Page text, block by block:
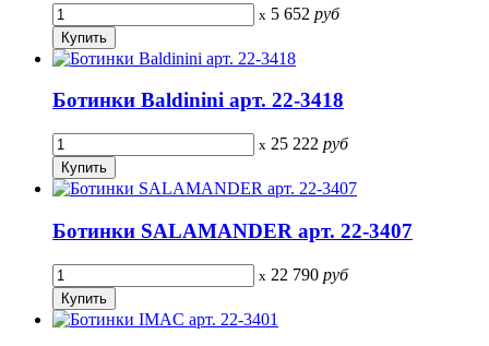
x 5 652 руб
Ботинки Baldinini арт. 22-3418
x 25 222 руб
Ботинки SALAMANDER арт. 22-3407
x 22 790 руб